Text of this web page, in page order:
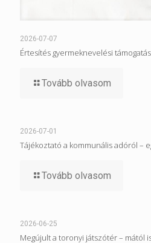
2026-07-07
Értesítés gyermeknevelési
Tovább olvasom
2026-07-01
Tájékoztató a kommunális adóról –
Tovább olvasom
2026-06-25
Megújult a toronyi játszótér – mától